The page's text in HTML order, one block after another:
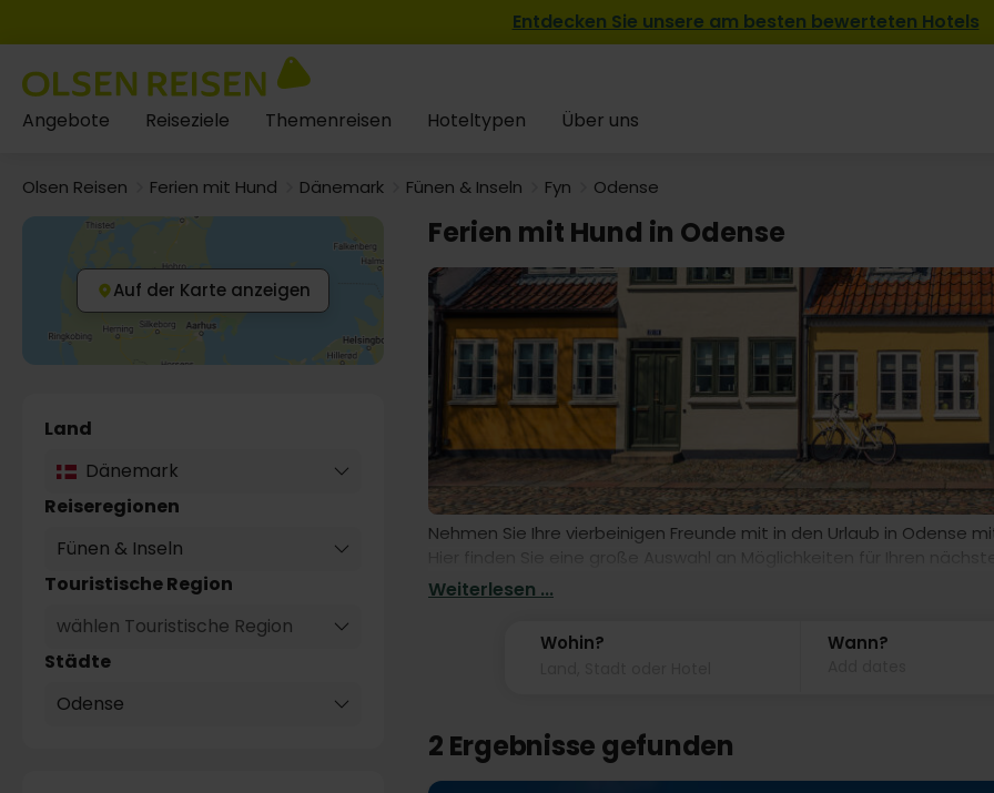
Entdecken Sie unsere am besten bewerteten Hotels
Angebote Reiseziele Themenreisen Hoteltypen Über uns
Olsen Reisen Ferien mit Hund Dänemark Fünen & Inseln Fyn Odense
Auf der Karte anzeigen
Land
Dänemark
Reiseregionen
Fünen & Inseln
Touristische Region
wählen Touristische Region
Städte
Odense
Ferien mit Hund in Odense
Nehmen Sie Ihre vierbeinigen Freunde mit in den Urlaub in Odense
Hier finden Sie eine große Auswahl an Möglichkeiten für Ihren
mitnehmen können. Buchen Sie noch heute einen tollen Urlaub mit
Weiterlesen ...
Wohin? Wann?
2 Ergebnisse gefunden